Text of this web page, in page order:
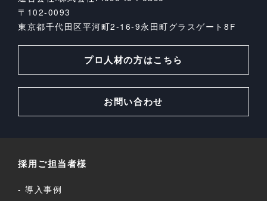
〒102-0093
東京都千代田区平河町2-16-9永田町グラスゲート8F
プロ人材の方はこちら
お問い合わせ
採用ご担当者様
導入事例